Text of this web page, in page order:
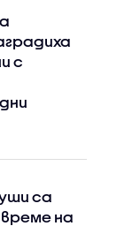
с
са
време на